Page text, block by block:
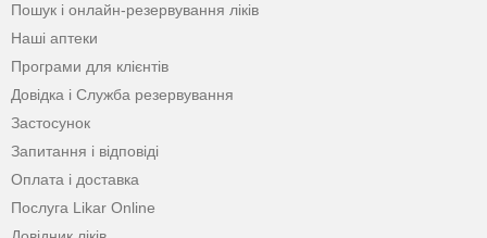
Пошук і онлайн-резервування ліків
Наші аптеки
Програми для клієнтів
Довідка і Служба резервування
Застосунок
Запитання і відповіді
Оплата і доставка
Послуга Likar Online